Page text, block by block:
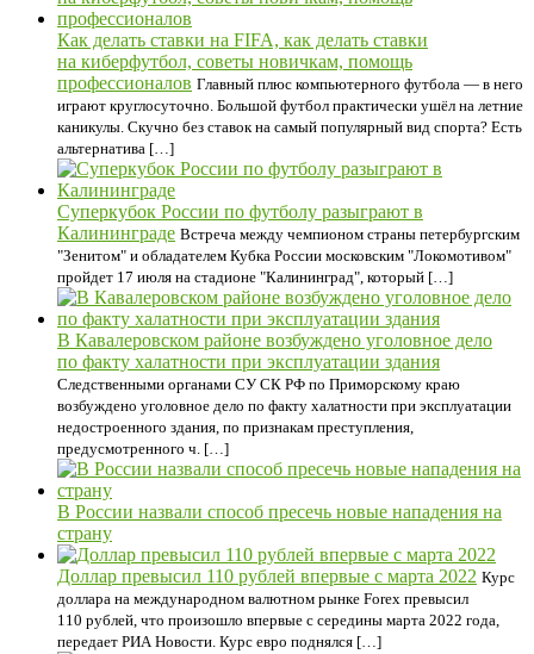
Как делать ставки на FIFA, как делать ставки
на киберфутбол, советы новичкам, помощь
профессионалов Главный плюс компьютерного футбола — в него
играют круглосуточно. Большой футбол практически ушёл на летние
каникулы. Скучно без ставок на самый популярный вид спорта? Есть
альтернатива […]
Суперкубок России по футболу разыграют в
Калининграде Встреча между чемпионом страны петербургским
"Зенитом" и обладателем Кубка России московским "Локомотивом"
пройдет 17 июля на стадионе "Калининград", который […]
В Кавалеровском районе возбуждено уголовное дело
по факту халатности при эксплуатации здания
Следственными органами СУ СК РФ по Приморскому краю
возбуждено уголовное дело по факту халатности при эксплуатации
недостроенного здания, по признакам преступления,
предусмотренного ч. […]
В России назвали способ пресечь новые нападения на
страну
Доллар превысил 110 рублей впервые с марта 2022 Курс
доллара на международном валютном рынке Forex превысил
110 рублей, что произошло впервые с середины марта 2022 года,
передает РИА Новости. Курс евро поднялся […]